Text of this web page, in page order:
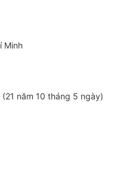
Minh
(21 năm 10 tháng 5 ngày)